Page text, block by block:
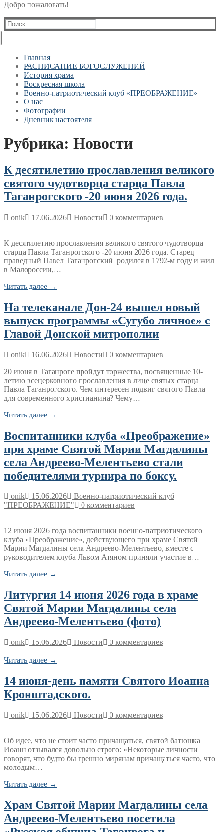
Добро пожаловать!
Найти:
Главная
РАСПИСАНИЕ БОГОСЛУЖЕНИЙ
История храма
Воскресная школа
Военно-патриотический клуб «ПРЕОБРАЖЕНИЕ»
О нас
Фотографии
Дневник настоятеля
Рубрика: Новости
К десятилетию прославления великого
святого чудотворца старца Павла
Таганрогского -20 июня 2026 года.
onik 17.06.2026 Новости 0 комментариев
К десятилетию прославления великого святого чудотворца
старца Павла Таганрогского -20 июня 2026 года. Старец
праведный Павел Таганрогский родился в 1792-м году и жил
в Малороссии,…
Читать далее →
На телеканале Дон-24 вышел новый
выпуск программы «Сугубо личное» с
Главой Донской митрополии
onik 16.06.2026 Новости
0 комментариев
20 июня в Таганроге пройдут торжества, посвященные 10-
летию всецерковного прославления в лице святых старца
Павла Таганрогского. Чем интересен подвиг святого Павла
для современного христианина? Чему…
Читать далее →
Воспитанники клуба «Преображение»
при храме Святой Марии Магдалины
села Андреево-Мелентьево стали
победителями турнира по боксу.
onik 15.06.2026
Военно-патриотический клуб
"ПРЕОБРАЖЕНИЕ"
0 комментариев
12 июня 2026 года воспитанники военно-патриотического
клуба «Преображение», действующего при храме Святой
Марии Магдалины села Андреево-Мелентьево, вместе с
руководителем клуба Львом Атяном приняли участие в…
Читать далее →
Литургия 14 июня 2026 года в храме
Святой Марии Магдалины села
Андреево-Мелентьево (фото)
onik 15.06.2026 Новости 0 комментариев
Читать далее →
14 июня-день памяти Святого Иоанна
Кронштадского.
onik 15.06.2026 Новости 0 комментариев
Об идее, что не стоит часто причащаться, святой батюшка
Иоанн отзывался довольно строго: «Некоторые личности
говорят, что будто бы грешно мирянам причащаться часто, что
молодым…
Читать далее →
Храм Святой Марии Магдалины села
Андреево-Мелентьево посетила